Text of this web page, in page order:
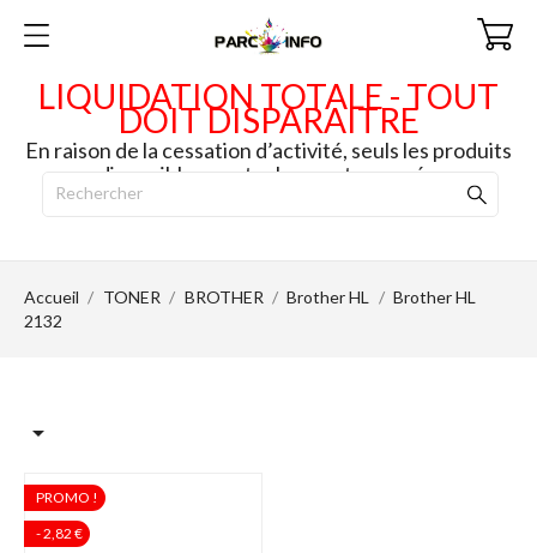
LIQUIDATION TOTALE - TOUT
DOIT DISPARAITRE
En raison de la cessation d’activité, seuls les produits
disponibles en stock seront envoyés.
Accueil TONER BROTHER Brother HL
Brother HL
2132

PROMO !
- 2,82 €